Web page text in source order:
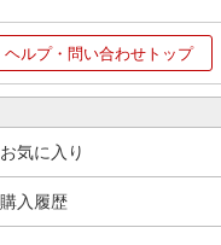
ヘルプ・問い合わせトップ
お気に入り
購入履歴